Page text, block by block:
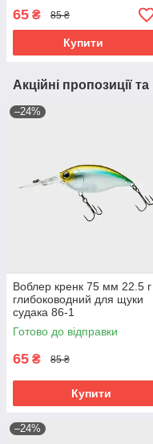
65 ₴ 85 ₴
Купити
Акційні пропозиції
–24%
Воблер кренк 75 мм 22.5 г
глибоководний для щуки
судака 86-1
Готово до відправки
65 ₴ 85 ₴
Купити
–24%